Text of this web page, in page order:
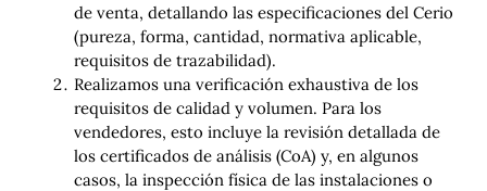
de venta, detallando las especificaciones del Cerio
(pureza, forma, cantidad, normativa aplicable,
requisitos de trazabilidad).
Realizamos una verificación exhaustiva de los
requisitos de calidad y volumen. Para los
vendedores, esto incluye la revisión detallada de
los certificados de análisis (CoA) y, en algunos
casos, la inspección física de las instalaciones o